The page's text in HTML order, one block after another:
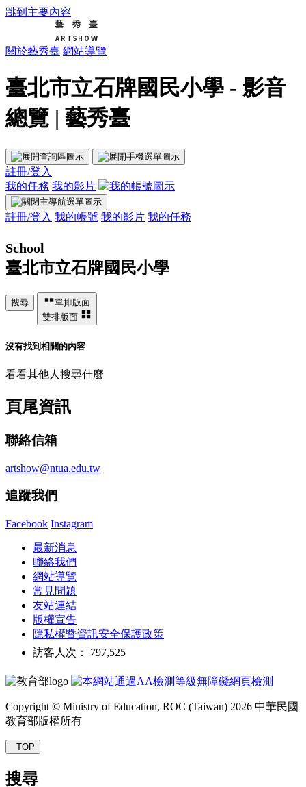
跳到主要內容
關於藝秀臺 網站導覽
臺北市立石牌國民小學 - 影音
總覽 | 藝秀臺
註冊/登入
我的任務 我的影片
註冊/登入 我的帳號 我的影片 我的任務
School
臺北市立石牌國民小學
搜尋
單排版面
雙排版面
沒有找到相關的內容
看看其他人搜尋什麼
頁尾資訊
聯絡信箱
artshow@ntua.edu.tw
追蹤我們
Facebook Instagram
最新消息
聯絡我們
網站導覽
常見問題
友站連結
版權宣告
隱私權暨資訊安全保護政策
訪客人次： 797,525
Copyright © Ministry of Education, ROC (Taiwan) 2026 中華民國
教育部版權所有
TOP
搜尋